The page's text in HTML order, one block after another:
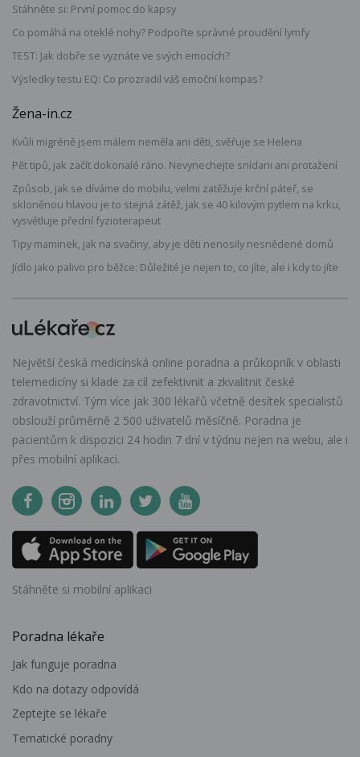
Stáhněte si: První pomoc do kapsy
Co pomáhá na oteklé nohy? Podpořte správné proudění lymfy
TEST: Jak dobře se vyznáte ve svých emocích?
Výsledky testu EQ: Co prozradil váš emoční kompas?
Žena-in.cz
Kvůli migréně jsem málem neměla ani děti, svěřuje se Helena
Pět tipů, jak začít dokonalé ráno. Nevynechejte snídani ani protažení
Způsob, jak se díváme do mobilu, velmi zatěžuje krční páteř, se
skloněnou hlavou je to stejná zátěž, jak se 40 kilovým pytlem na krku,
vysvětluje přední fyzioterapeut
Tipy maminek, jak na svačiny, aby je děti nenosily nesnědené domů
Jídlo jako palivo pro běžce: Důležité je nejen to, co jíte, ale i kdy to jíte
Největší česká medicínská online poradna a průkopník v oblasti
telemedicíny si klade za cíl zefektivnit a zkvalitnit české
zdravotnictví. Tým více jak 300 lékařů včetně desítek specialistů
obslouží průměrně 2 500 uživatelů měsíčně. Poradna je
pacientům k dispozici 24 hodin 7 dní v týdnu nejen na webu, ale i
přes mobilní aplikaci.
Stáhněte si mobilní aplikaci
Poradna lékaře
Jak funguje poradna
Kdo na dotazy odpovídá
Zeptejte se lékaře
Tematické poradny